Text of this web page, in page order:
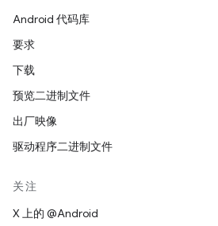
Android 代码库
要求
下载
预览二进制文件
出厂映像
驱动程序二进制文件
关注
X 上的 @Android